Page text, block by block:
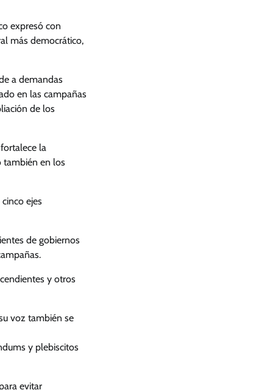
expresó con
más democrático,
a demandas
en las campañas
de los
la
también en los
ejes
de gobiernos
y otros
voz también se
y plebiscitos
evitar